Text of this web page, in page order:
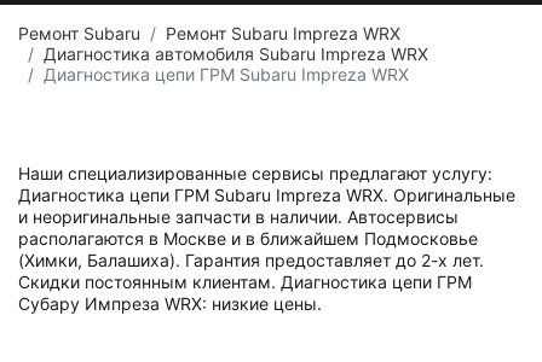
Ремонт Subaru
Ремонт Subaru Impreza WRX
Диагностика автомобиля Subaru Impreza WRX
Диагностика цепи ГРМ Subaru Impreza WRX
Наши специализированные сервисы предлагают услугу:
Диагностика цепи ГРМ Subaru Impreza WRX. Оригинальные
и неоригинальные запчасти в наличии. Автосервисы
располагаются в Москве и в ближайшем Подмосковье
(Химки, Балашиха). Гарантия предоставляет до 2-х лет.
Скидки постоянным клиентам. Диагностика цепи ГРМ
Субару Импреза WRX: низкие цены.